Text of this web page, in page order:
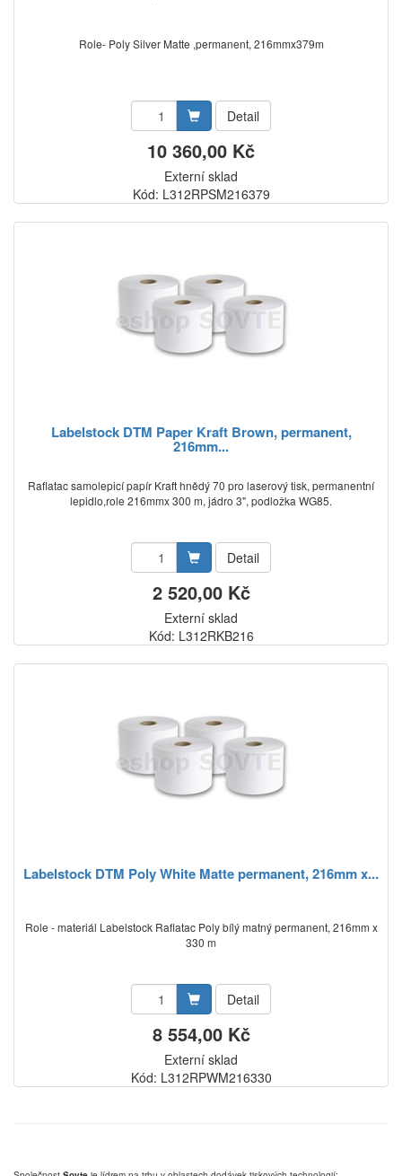
Role- Poly Silver Matte ,permanent, 216mmx379m
Detail
10 360,00 Kč
Externí sklad
Kód: L312RPSM216379
Labelstock DTM Paper Kraft Brown, permanent,
216mm...
Raflatac samolepicí papír Kraft hnědý 70 pro laserový tisk, permanentní
lepidlo,role 216mmx 300 m, jádro 3", podložka WG85.
Detail
2 520,00 Kč
Externí sklad
Kód: L312RKB216
Labelstock DTM Poly White Matte permanent, 216mm x...
Role - materiál Labelstock Raflatac Poly bílý matný permanent, 216mm x
330 m
Detail
8 554,00 Kč
Externí sklad
Kód: L312RPWM216330